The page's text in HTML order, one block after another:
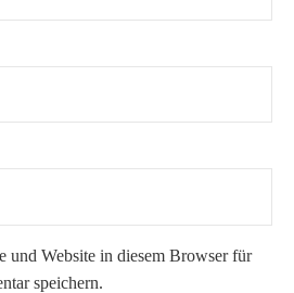
und Website in diesem Browser für
speichern.